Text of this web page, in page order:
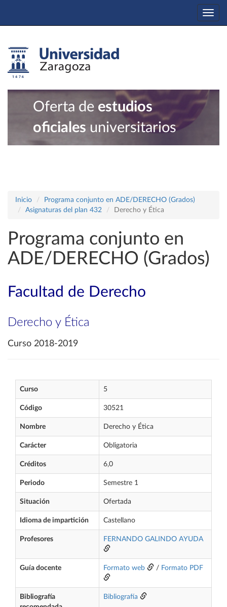
Oferta de estudios
oficiales universitarios
Inicio
Programa conjunto en ADE/DERECHO (Grados)
Asignaturas del plan 432
Derecho y Ética
Programa conjunto en
ADE/DERECHO (Grados)
Facultad de Derecho
Derecho y Ética
Curso 2018-2019
Curso 5
Código 30521
Nombre Derecho y Ética
Carácter Obligatoria
Créditos 6,0
Periodo Semestre 1
Situación Ofertada
Idioma de impartición Castellano
Profesores FERNANDO GALINDO AYUDA
Guía docente Formato web / Formato PDF
Bibliografía
Bibliografía